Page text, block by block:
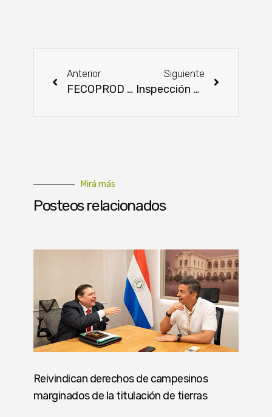
Anterior
FECOPROD celebró el cierre de año con un encuentro de camaradería y reconocimientos
Siguiente
Inspección de Parcelas Semilleras para Certificación
Mirá más
Posteos relacionados
Reivindican derechos de campesinos
marginados de la titulación de tierras